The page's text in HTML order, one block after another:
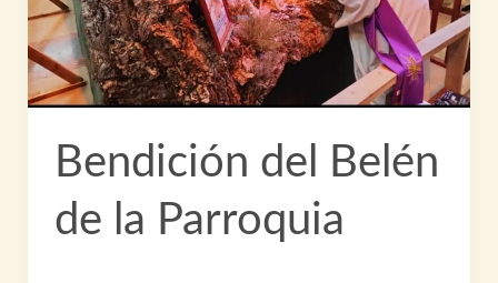
Bendición del Belén
de la Parroquia